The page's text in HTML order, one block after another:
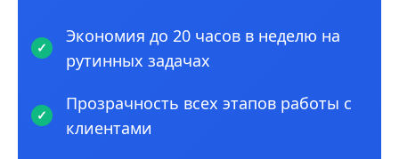
Экономия до 20 часов в неделю на
рутинных задачах
Прозрачность всех этапов работы с
клиентами